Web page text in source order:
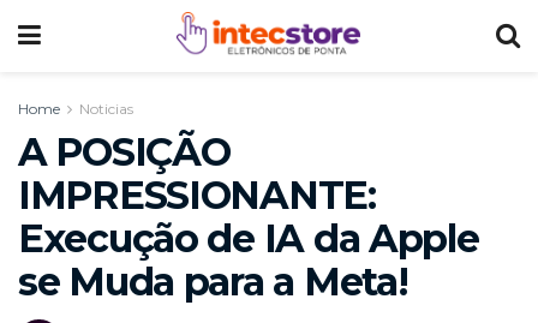
Home Noticias
A POSIÇÃO
IMPRESSIONANTE:
Execução de IA da Apple
se Muda para a Meta!